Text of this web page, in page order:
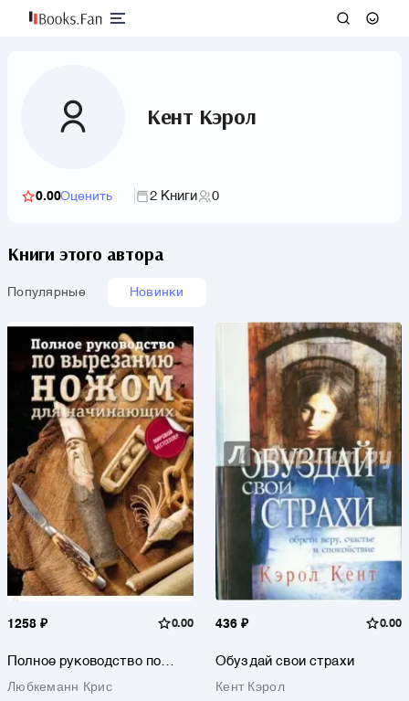
Кент Кэрол
0.00Оценить 2 Книги 0
Книги этого автора
Популярные Новинки
1258 ₽ 0.00
Полное руководство по
начинающих
Любкеманн Крис
436 ₽ 0.00
Обуздай свои страхи
Кент Кэрол